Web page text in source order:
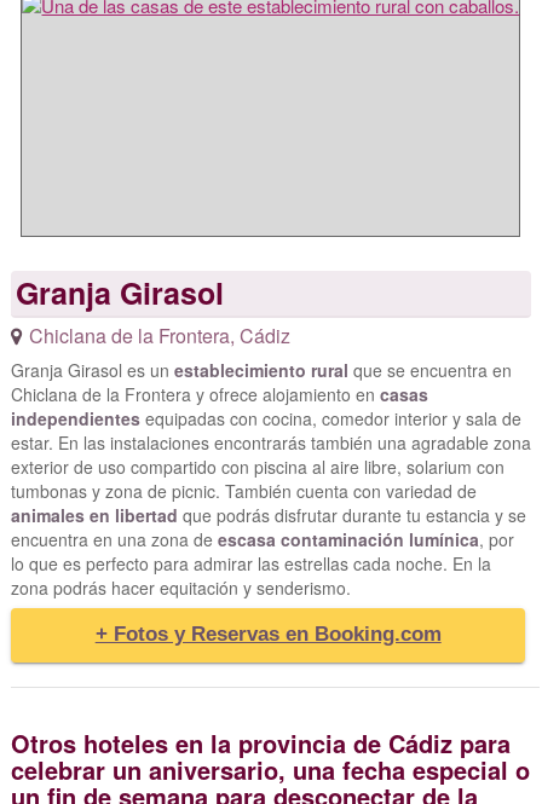
Granja Girasol
Chiclana de la Frontera, Cádiz
Granja Girasol es un establecimiento rural que se encuentra en
Chiclana de la Frontera y ofrece alojamiento en casas
independientesequipadas con cocina, comedor interior y sala de
estar. En las instalaciones encontrarás también una agradable zona
exterior de uso compartido con piscina al aire libre, solarium con
tumbonas y zona de picnic. También cuenta con variedad de
animales en libertad que podrás disfrutar durante tu estancia y se
encuentra en una zona de escasa contaminación lumínica, por
lo que es perfecto para admirar las estrellas cada noche. En la
zona podrás hacer equitación y senderismo.
+ Fotos y Reservas en Booking.com
Otros hoteles en la provincia de Cádiz para
celebrar un aniversario, una fecha especial o
un fin de semana para desconectar de la